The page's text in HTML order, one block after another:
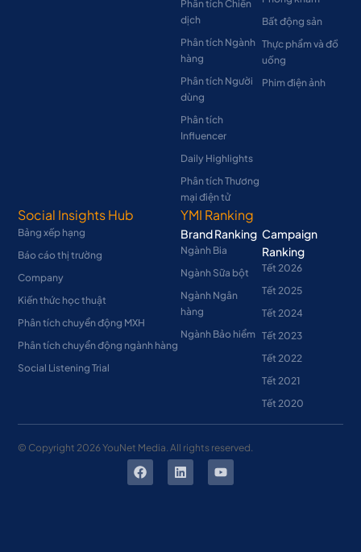
Phân tích Chiến
dịch
Phân tích Ngành
hàng
Phân tích Người
dùng
Phân tích
Influencer
Daily Highlights
Phân tích Thương
mại điện tử
Bất động sản
Thực phẩm và đồ
uống
Phim điện ảnh
Social Insights Hub
Bảng xếp hạng
Báo cáo thị trường
Company
Kiến thức học thuật
Phân tích chuyển động MXH
Phân tích chuyển động ngành hàng
Social Listening Trial
YMI Ranking
Brand Ranking
Ngành Bia
Ngành Sữa bột
Ngành Ngân
hàng
Ngành Bảo hiểm
Campaign
Ranking
Tết 2026
Tết 2025
Tết 2024
Tết 2023
Tết 2022
Tết 2021
Tết 2020
© Copyright 2026YouNet Media. All rights reserved.